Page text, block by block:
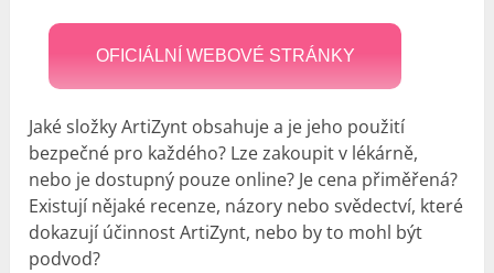
OFICIÁLNÍ WEBOVÉ STRÁNKY
Jaké složky ArtiZynt obsahuje a je jeho použití
bezpečné pro každého? Lze zakoupit v lékárně,
nebo je dostupný pouze online? Je cena přiměřená?
Existují nějaké recenze, názory nebo svědectví, které
dokazují účinnost ArtiZynt, nebo by to mohl být
podvod?